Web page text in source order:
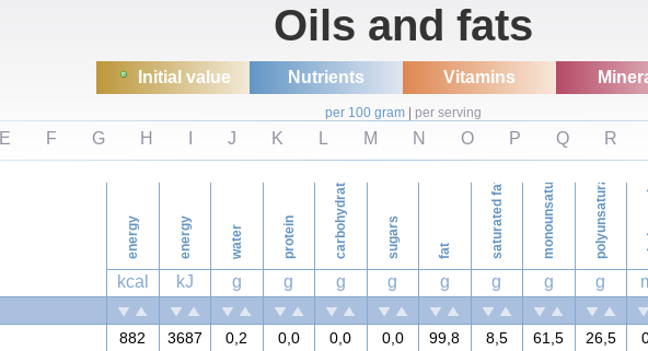
Oils and fats
Initial value Nutrients Vitamins
per 100 gram| per serving
E F G H J K L M N O P Q R
energy energy water protein carbohydrates sugars fat saturated fat monounsaturated fat polyunsaturated fat
kcal kJ g g g g g g g g
882 3687 0,2 0,0 0,0 0,0 99,8 8,5 61,5 26,5